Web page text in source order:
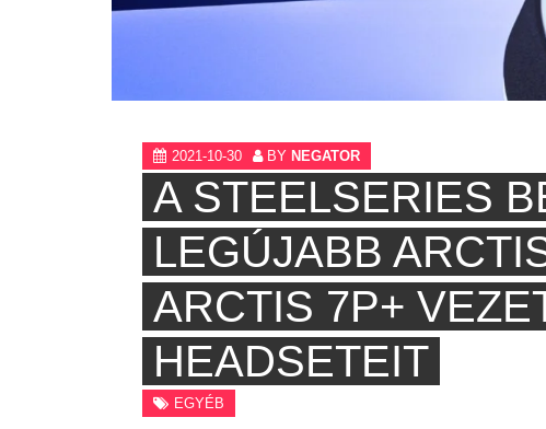
2021-10-30 BY NEGATOR
A STEELSERIES
LEGÚJABB
ARCTIS 7P+
HEADSETEIT
EGYÉB